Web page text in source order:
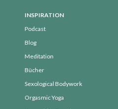
INSPIRATION
Podcast
Blog
Meditation
Bücher
Sexological Bodywork
Orgasmic Yoga